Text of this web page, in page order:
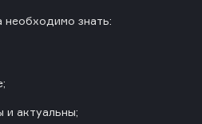
необходимо знать:
и актуальны;